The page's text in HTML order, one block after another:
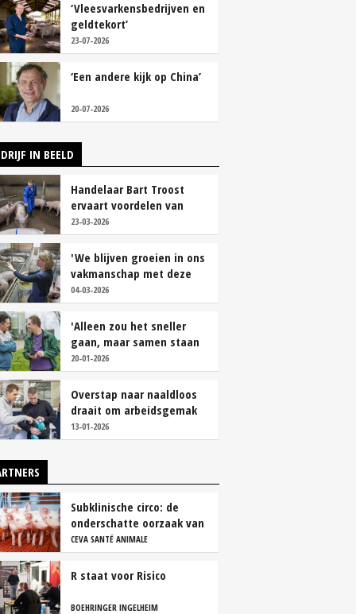
‘Vleesvarkensbedrijven en
geldtekort’
23-07-2026
‘Een andere kijk op China’
20-07-2026
IN BEELD
Handelaar Bart Troost
ervaart voordelen van
coöperatieve voerfusie
23-03-2026
'We blijven groeien in ons
vakmanschap met deze
teamaanpak'
04-03-2026
'Alleen zou het sneller
gaan, maar samen staan
we stukken sterker'
20-01-2026
Overstap naar naaldloos
draait om arbeidsgemak
en diervriendelijkheid
13-01-2026
Subklinische circo: de
onderschatte oorzaak van
productieverlies
CEVA SANTÉ ANIMALE
R staat voor Risico
BOEHRINGER INGELHEIM